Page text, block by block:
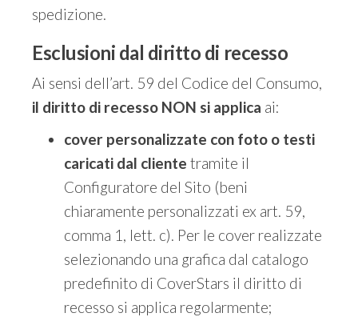
spedizione.
Esclusioni dal diritto di recesso
Ai sensi dell’art. 59 del Codice del Consumo,
il diritto di recesso NON si applica ai:
cover personalizzate con foto o testi
caricati dal cliente tramite il
Configuratore del Sito (beni
chiaramente personalizzati ex art. 59,
comma 1, lett. c). Per le cover realizzate
selezionando una grafica dal catalogo
predefinito di CoverStars il diritto di
recesso si applica regolarmente;